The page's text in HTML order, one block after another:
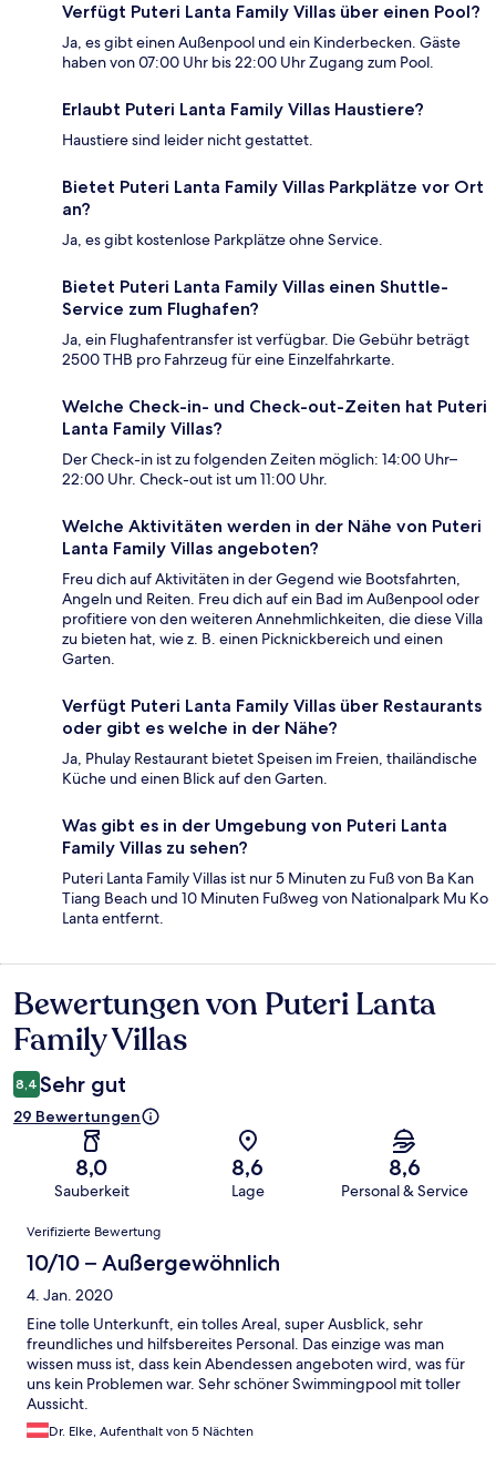
Verfügt Puteri Lanta Family Villas über einen Pool?
Ja, es gibt einen Außenpool und ein Kinderbecken. Gäste
haben von 07:00 Uhr bis 22:00 Uhr Zugang zum Pool.
Erlaubt Puteri Lanta Family Villas Haustiere?
Haustiere sind leider nicht gestattet.
Bietet Puteri Lanta Family Villas Parkplätze vor Ort
an?
Ja, es gibt kostenlose Parkplätze ohne Service.
Bietet Puteri Lanta Family Villas einen Shuttle-
Service zum Flughafen?
Ja, ein Flughafentransfer ist verfügbar. Die Gebühr beträgt
2500 THB pro Fahrzeug für eine Einzelfahrkarte.
Welche Check-in- und Check-out-Zeiten hat Puteri
Lanta Family Villas?
Der Check-in ist zu folgenden Zeiten möglich: 14:00 Uhr–
22:00 Uhr. Check-out ist um 11:00 Uhr.
Welche Aktivitäten werden in der Nähe von Puteri
Lanta Family Villas angeboten?
Freu dich auf Aktivitäten in der Gegend wie Bootsfahrten,
Angeln und Reiten. Freu dich auf ein Bad im Außenpool oder
profitiere von den weiteren Annehmlichkeiten, die diese Villa
zu bieten hat, wie z. B. einen Picknickbereich und einen
Garten.
Verfügt Puteri Lanta Family Villas über Restaurants
oder gibt es welche in der Nähe?
Ja, Phulay Restaurant bietet Speisen im Freien, thailändische
Küche und einen Blick auf den Garten.
Was gibt es in der Umgebung von Puteri Lanta
Family Villas zu sehen?
Puteri Lanta Family Villas ist nur 5 Minuten zu Fuß von Ba Kan
Tiang Beach und 10 Minuten Fußweg von Nationalpark Mu Ko
Lanta entfernt.
Bewertungen
Bewertungen von Puteri Lanta
Family Villas
8,4 Sehr gut
29 Bewertungen
8,0
Sauberkeit
8,6
Lage
8,6
Personal & Service
Bewertungen
Verifizierte Bewertung
10/10 – Außergewöhnlich
4. Jan. 2020
Eine tolle Unterkunft, ein tolles Areal, super Ausblick, sehr
freundliches und hilfsbereites Personal. Das einzige was man
wissen muss ist, dass kein Abendessen angeboten wird, was für
uns kein Problemen war. Sehr schöner Swimmingpool mit toller
Aussicht.
Dr. Elke, Aufenthalt von 5 Nächten